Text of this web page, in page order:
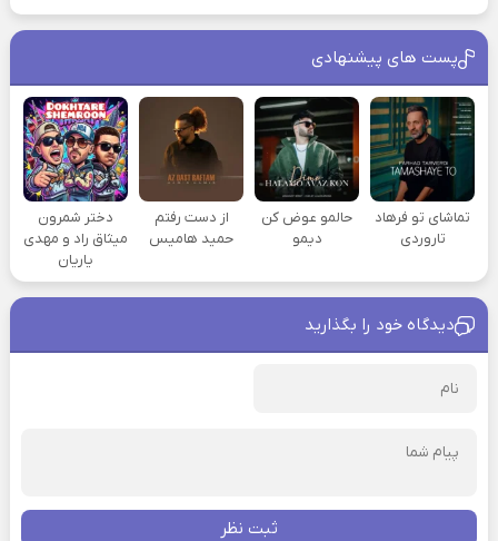
پست های پیشنهادی
تماشای تو فرهاد
تاروردی
حالمو عوض کن
دیمو
از دست رفتم
حمید هامیس
دختر شمرون
میثاق راد و مهدی
یاریان
دیدگاه خود را بگذارید
ثبت نظر